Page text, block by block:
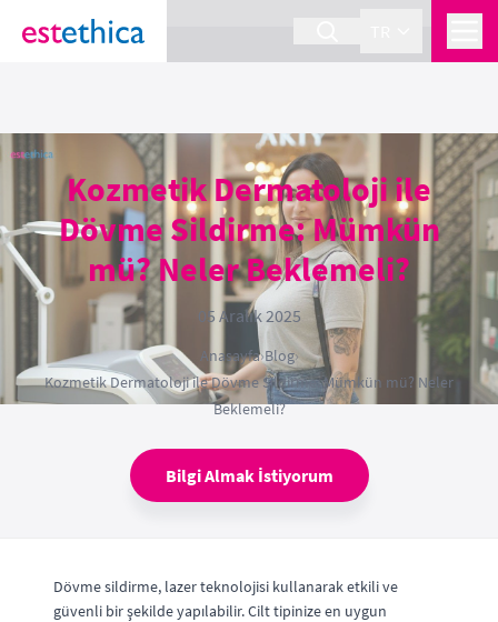
section Service {
Kozmetik Dermatoloji ile
Dövme Sildirme: Mümkün
mü? Neler Beklemeli?
05 Aralık 2025
Anasayfa›Blog›
Kozmetik Dermatoloji ile Dövme Sildirme: Mümkün mü? Neler
Beklemeli?
Bilgi Almak İstiyorum
Dövme sildirme, lazer teknolojisi kullanarak etkili ve
güvenli bir şekilde yapılabilir. Cilt tipinize en uygun